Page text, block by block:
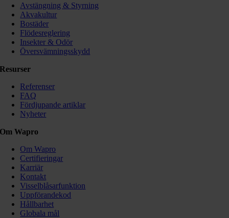
Avstängning & Styrning
Akvakultur
Bostäder
Flödesreglering
Insekter & Odör
Översvämningsskydd
Resurser
Referenser
FAQ
Fördjupande artiklar
Nyheter
Om Wapro
Om Wapro
Certifieringar
Karriär
Kontakt
Visselblåsarfunktion
Uppförandekod
Hållbarhet
Globala mål